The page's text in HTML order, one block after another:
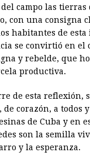
campo las
con una consigna
habitantes de esta
se convirtió en el
y rebelde, que
productiva.
de esta reflexión,
corazón, a todos
de Cuba y en
son la semilla
y la esperanza.